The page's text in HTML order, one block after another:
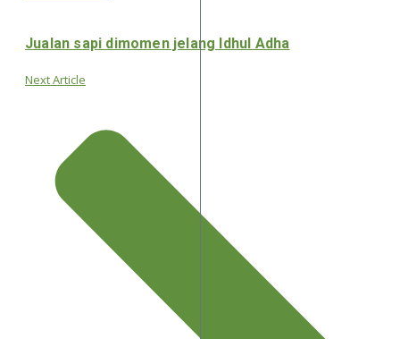
Jualan sapi dimomen jelang Idhul Adha
Next Article